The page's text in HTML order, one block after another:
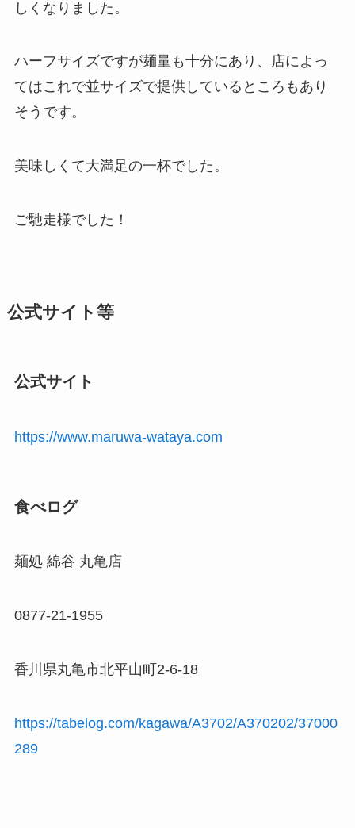
しくなりました。
ハーフサイズですが麺量も十分にあり、店によっ
てはこれで並サイズで提供しているところもあり
そうです。
美味しくて大満足の一杯でした。
ご馳走様でした！
公式サイト等
公式サイト
https://www.maruwa-wataya.com
食べログ
麺処 綿谷 丸亀店
0877-21-1955
香川県丸亀市北平山町2-6-18
https://tabelog.com/kagawa/A3702/A370202/37000
289